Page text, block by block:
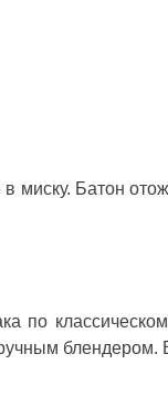
миску. Батон
по
блендером.